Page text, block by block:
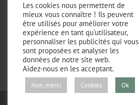
août 2024
avril 2023
septembre 2022
Les cookies nous permettent de
mieux vous connaître ! Ils peuvent
être utilisés pour améliorer votre
expérience en tant qu'utilisateur,
personnaliser les publicités qui vous
sont proposées et analyser les
données de notre site web.
Aidez-nous en les acceptant.
Non, merci Cookies Ok